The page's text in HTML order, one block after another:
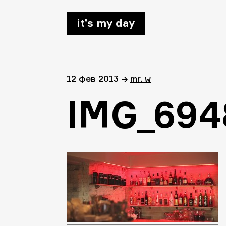
it’s my day
12 фев 2013 → mr. w